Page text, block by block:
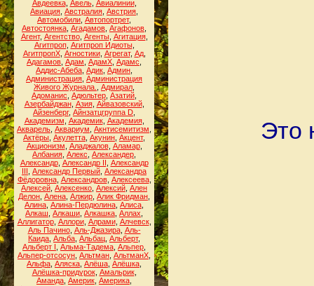
Авдеевка, Авель, Авиалинии,
Авиация Австралия Австрия
Автомобили Автопортрет,
Автостоянка Агадамов Агафонов
Агент, Агентство, Агенты, Агитация,
Агитпроп, Агитпроп Идиоты,
АгитпропХ, Агностики, Агрегат, Ад,
Адагамов Адам АдамХ Адамс
Аддис-Абеба Адик Админ
Администрация Администрация
Живого Журнала.
Адмирал
Адоманис Адюльтер Азатий
Азербайджан, Азия, Айвазовский,
Айзенберг, Айнзатцгруппа D
Академизм Академик, Академия,
Акварель Аквариум Акнтисемитизм
Актёры Акулетта Акунин Акцент,
Акционизм Аладжалов, Аламар,
Албания Алекс Александер
Александр, Александр II Александр
III Александр Первый Александра
Фёдоровна, Александров, Алексеева,
Алексей Алексенко Алексий Ален
Делон Алена Алжир Алик Фридман
Алина Алина-Пердюлина Алиса
Алкаш Алкаши Алкашка Аллах
Аллигатор, Аллори, Алрами, Алчевск,
Аль Пачино, Аль-Джазира, Аль-
Каида Альба Альбац Альберт,
Альберт I Альма-Тадема Альпер
Альпер-отсосун Альтман АльтманХ
Альфа Аляска Алёша Алёшка
Алёшка-придурок, Амальрик,
Аманда Америк Америка
Это